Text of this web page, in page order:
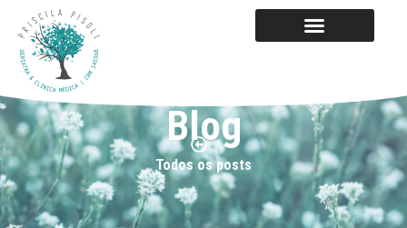
Blog
Todos os posts